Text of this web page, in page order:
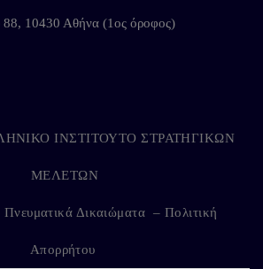
88, 10430 Αθήνα (1ος όροφος)
ΙΝΣΤΙΤΟΥΤΟ ΣΤΡΑΤΗΓΙΚΩΝ
ΜΕΛΕΤΩΝ
Δικαιώματα – Πολιτική
Απορρήτου